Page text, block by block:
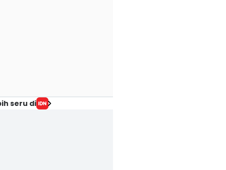
seru di